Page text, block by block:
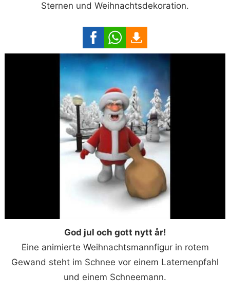
Sternen und Weihnachtsdekoration.
God jul och gott nytt år!
Eine animierte Weihnachtsmannfigur in rotem
Gewand steht im Schnee vor einem Laternenpfahl
und einem Schneemann.